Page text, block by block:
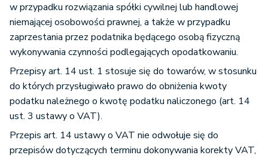
w przypadku rozwiązania spółki cywilnej lub handlowej
niemającej osobowości prawnej, a także w przypadku
zaprzestania przez podatnika będącego osobą fizyczną
wykonywania czynności podlegających opodatkowaniu.
Przepisy art. 14 ust. 1 stosuje się do towarów, w stosunku
do których przysługiwało prawo do obniżenia kwoty
podatku należnego o kwotę podatku naliczonego (art. 14
ust. 3 ustawy o VAT).
Przepis art. 14 ustawy o VAT nie odwołuje się do
przepisów dotyczących terminu dokonywania korekty VAT,